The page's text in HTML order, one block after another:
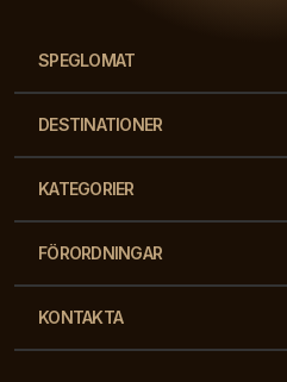
SPEGLOMAT
DESTINATIONER
KATEGORIER
FÖRORDNINGAR
KONTAKTA